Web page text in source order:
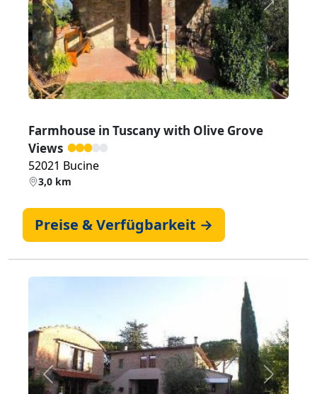
Zurück Weiter
Farmhouse in Tuscany with Olive Grove
Views
52021 Bucine
3,0 km
Preise & Verfügbarkeit →
Zurück Weiter